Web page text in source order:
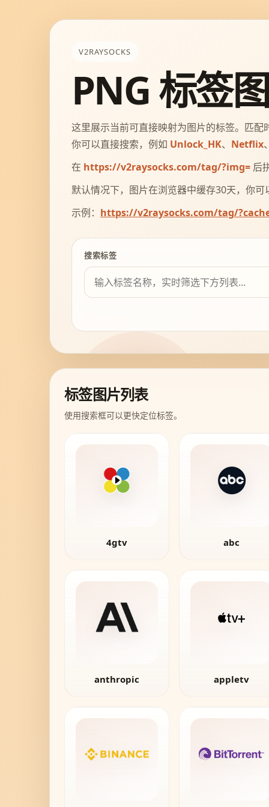
V2RAYSOCKS
PNG 标签
这里展示当前可直接映射为图片的标签。匹
你可以直接搜索，例如 Unlock_HK、 Netflix
在 https://v2raysocks.com/tag/?img= 后
默认情况下，图片在浏览器中缓存30天，你
示例： https://v2raysocks.com/tag/
搜索标签
标签图片列表
使用搜索框可以更快定位标签。
4gtv abc
anthropic appletv